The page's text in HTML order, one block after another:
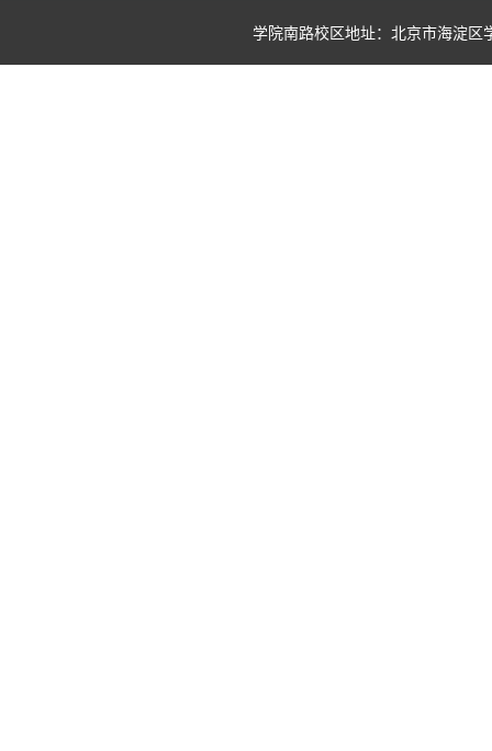
学院南路校区地址：北京市海淀区